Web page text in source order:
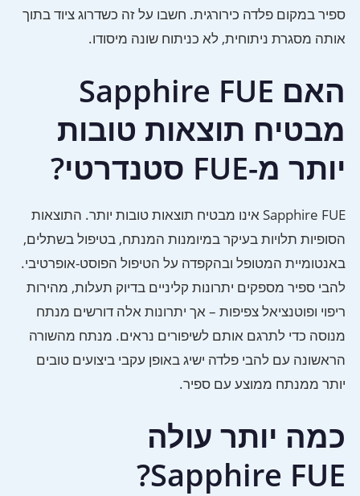
ספיר במקום פלדה כירורגית. חשבו על זה כשדרוג ציוד בתוך
אותה מסגרת ניתוחית, לא כניתוח שונה מיסודו.
האם Sapphire FUE
מבטיח תוצאות טובות
יותר מ-FUE סטנדרטי?
Sapphire FUE אינו מבטיח תוצאות טובות יותר. התוצאות
הסופיות תלויות בעיקר במיומנות המנתח, בטיפול בשתלים,
באנטומיית המטופל ובהקפדה על הטיפול הפוסט-אופרטיבי.
להבי ספיר מספקים יתרונות קליניים בדיוק תעלות, מהירות
ריפוי ופוטנציאל צפיפות – אך יתרונות אלה דורשים מנתח
מנוסה כדי לתרגם אותם לשיפורים נראים. מנתח מהשורה
הראשונה עם להבי פלדה ישיג באופן עקבי ביצועים טובים
יותר ממנתח ממוצע עם ספיר.
כמה יותר עולה
Sapphire FUE?